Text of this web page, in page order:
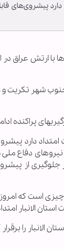
پیشروی‌های
با ارتش عراق
جنوب شهر تکریت
دارد
دفاع
از
است که
الانبار
الانبار را